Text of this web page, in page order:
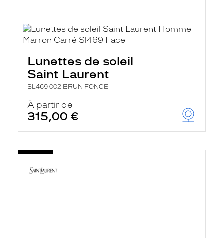
Lunettes de soleil
Saint Laurent
SL469 002 BRUN FONCE
À partir de
315,00 €